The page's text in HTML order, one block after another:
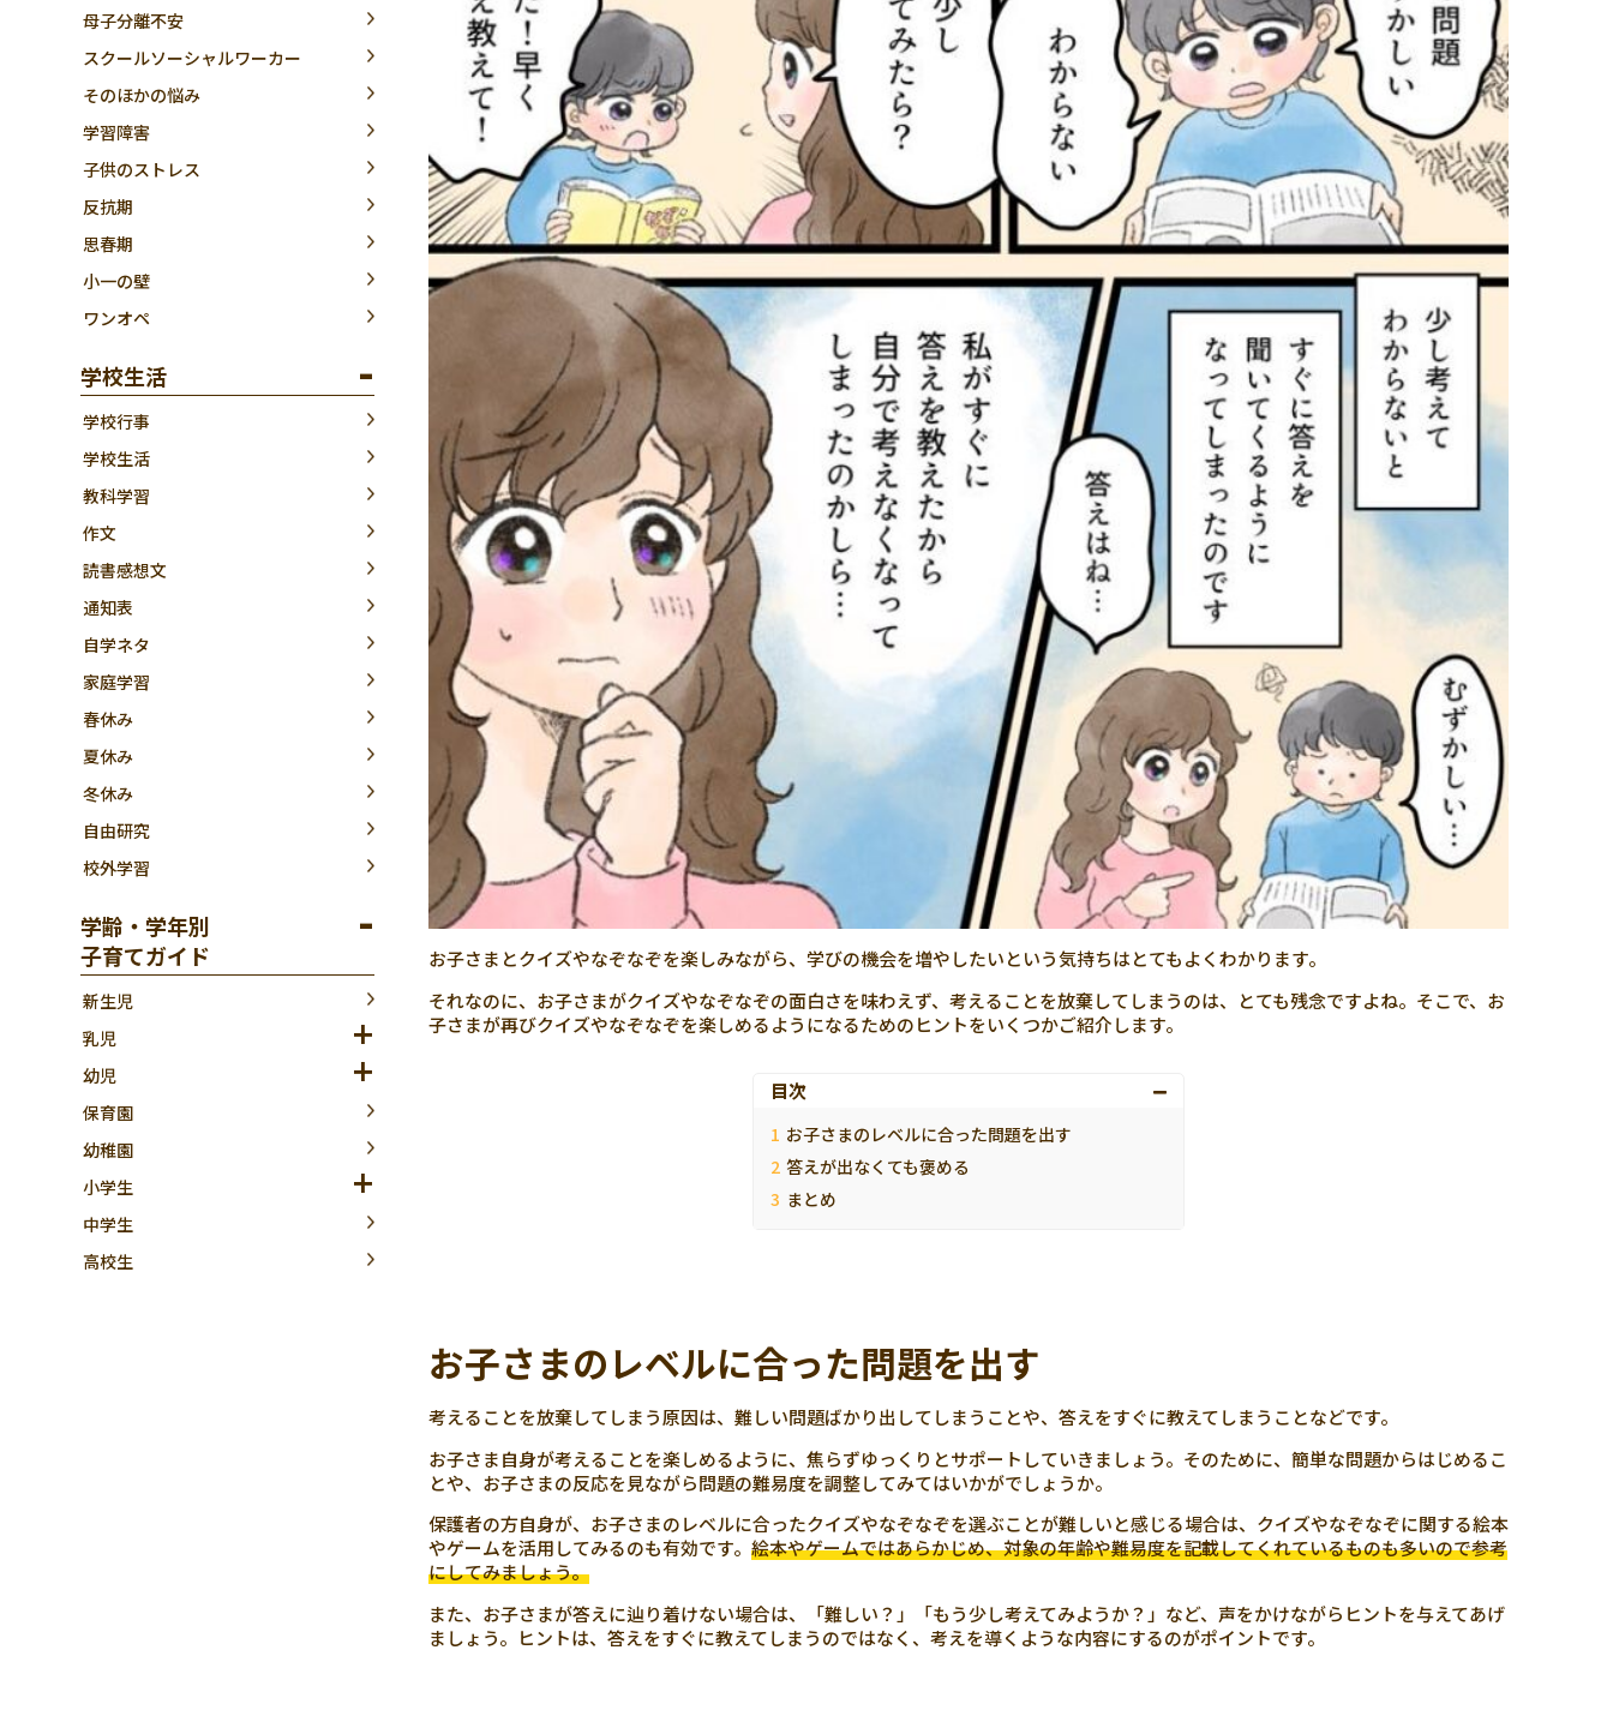
母子分離不安
スクールソーシャルワーカー
そのほかの悩み
学習障害
子供のストレス
反抗期
思春期
小一の壁
ワンオペ
学校生活
学校行事
学校生活
教科学習
作文
読書感想文
通知表
自学ネタ
家庭学習
春休み
夏休み
冬休み
自由研究
校外学習
学齢・学年別
子育てガイド
新生児
乳児
幼児
保育園
幼稚園
小学生
中学生
高校生
お子さまとクイズやなぞなぞを楽しみながら、学びの機会を増やしたいという気持ちはとてもよくわかります。
それなのに、お子さまがクイズやなぞなぞの面白さを味わえず、考えることを放棄してしまうのは、とても残念ですよね。そこで、お
子さまが再びクイズやなぞなぞを楽しめるようになるためのヒントをいくつかご紹介します。
目次
お子さまのレベルに合った問題を出す
答えが出なくても褒める
まとめ
お子さまのレベルに合った問題を出す
考えることを放棄してしまう原因は、難しい問題ばかり出してしまうことや、答えをすぐに教えてしまうことなどです。
お子さま自身が考えることを楽しめるように、焦らずゆっくりとサポートしていきましょう。そのために、簡単な問題からはじめるこ
とや、お子さまの反応を見ながら問題の難易度を調整してみてはいかがでしょうか。
保護者の方自身が、お子さまのレベルに合ったクイズやなぞなぞを選ぶことが難しいと感じる場合は、クイズやなぞなぞに関する絵本
やゲームを活用してみるのも有効です。 絵本やゲームではあらかじめ、対象の年齢や難易度を記載してくれているものも多いので参考
にしてみましょう。
また、お子さまが答えに辿り着けない場合は、「難しい？」「もう少し考えてみようか？」など、声をかけながらヒントを与えてあげ
ましょう。ヒントは、答えをすぐに教えてしまうのではなく、考えを導くような内容にするのがポイントです。